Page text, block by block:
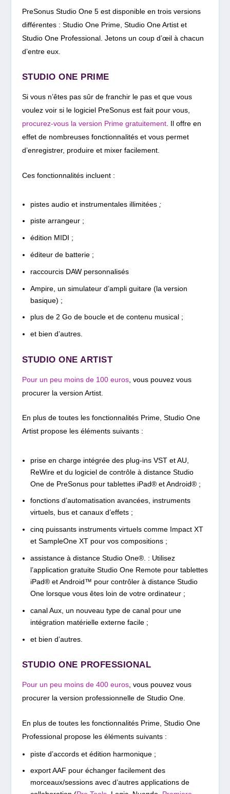
PreSonus Studio One 5 est disponible en trois versions
différentes : Studio One Prime, Studio One Artist et
Studio One Professional. Jetons un coup d’œil à chacun
d’entre eux.
STUDIO ONE PRIME
Si vous n’êtes pas sûr de franchir le pas et que vous
voulez voir si le logiciel PreSonus est fait pour vous,
procurez-vous la version Prime gratuitement. Il offre en
effet de nombreuses fonctionnalités et vous permet
d’enregistrer, produire et mixer facilement.
Ces fonctionnalités incluent :
pistes audio et instrumentales illimitées;
piste arrangeur ;
édition MIDI ;
éditeur de batterie ;
raccourcis DAW personnalisés
Ampire, un simulateur d’ampli guitare (la version
basique) ;
plus de 2 Go de boucle et de contenu musical ;
et bien d’autres.
STUDIO ONE ARTIST
Pour un peu moins de 100 euros, vous pouvez vous
procurer la version Artist.
En plus de toutes les fonctionnalités Prime, Studio One
Artist propose les éléments suivants :
prise en charge intégrée des plug-ins VST et AU,
ReWire et du logiciel de contrôle à distance Studio
One de PreSonus pour tablettes iPad® et Android® ;
fonctions d’automatisation avancées, instruments
virtuels, bus et canaux d’effets ;
cinq puissants instruments virtuels comme Impact XT
et SampleOne XT pour vos compositions ;
assistance à distance Studio One®. : Utilisez
l’application gratuite Studio One Remote pour tablettes
iPad® et Android™ pour contrôler à distance Studio
One lorsque vous êtes loin de votre ordinateur ;
canal Aux, un nouveau type de canal pour une
intégration matérielle externe facile ;
et bien d’autres.
STUDIO ONE PROFESSIONAL
Pour un peu moins de 400 euros, vous pouvez vous
procurer la version professionnelle de Studio One.
En plus de toutes les fonctionnalités Prime, Studio One
Professional propose les éléments suivants :
piste d’accords et édition harmonique ;
export AAF pour échanger facilement des
morceaux/sessions avec d’autres applications de